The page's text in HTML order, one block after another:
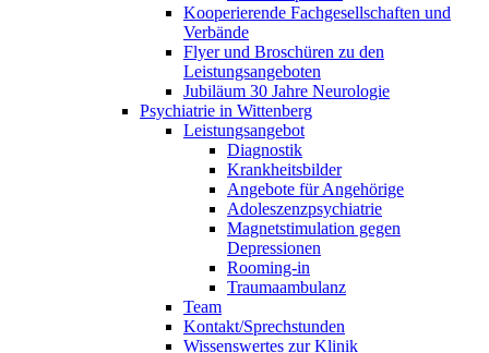
Kooperierende Fachgesellschaften und
Verbände
Flyer und Broschüren zu den
Leistungsangeboten
Jubiläum 30 Jahre Neurologie
Psychiatrie in Wittenberg
Leistungsangebot
Diagnostik
Krankheitsbilder
Angebote für Angehörige
Adoleszenzpsychiatrie
Magnetstimulation gegen
Depressionen
Rooming-in
Traumaambulanz
Team
Kontakt/Sprechstunden
Wissenswertes zur Klinik